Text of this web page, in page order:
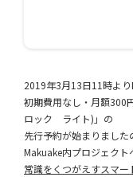
2019年3月13日11時より
初期費用なし・月額300
ロック ライト)」の
先行予約が始まりました
Makuake内プロジェクト
常識をくつがえすスマー